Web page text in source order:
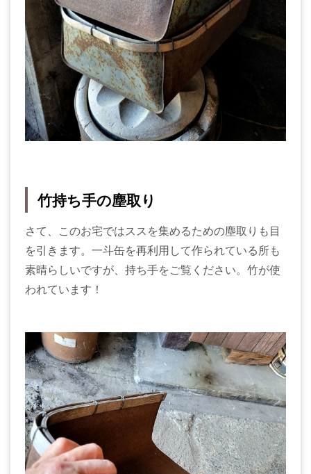
竹持ち手の塵取り
さて、このお宅ではススを集めるための塵取りも目
を引きます。一斗缶を再利用して作られている所も
素晴らしいですが、持ち手をご覧ください。竹が使
われています！